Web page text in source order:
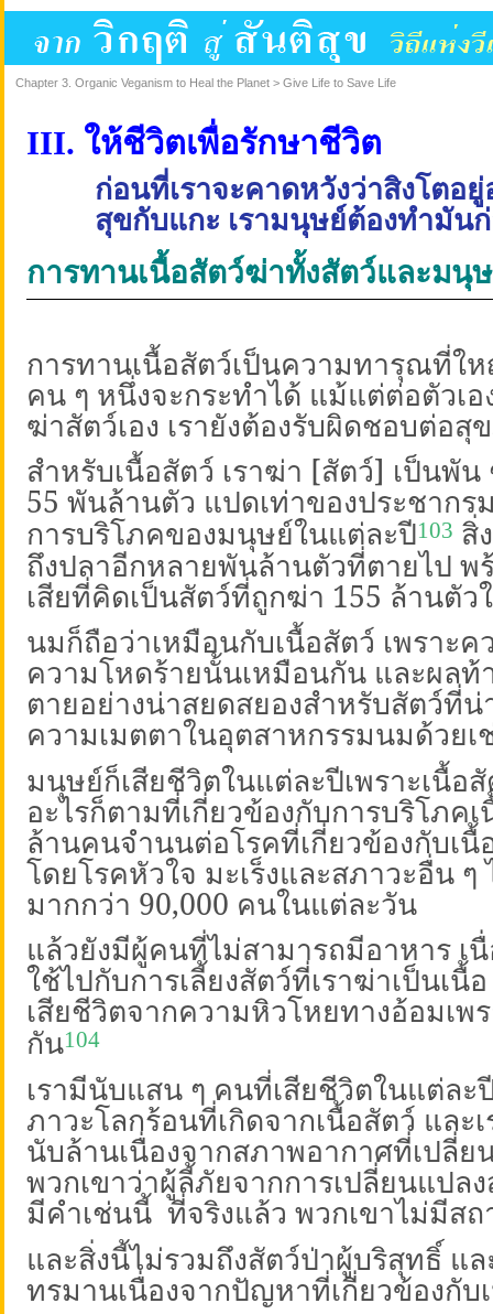
Chapter 3. Organic Veganism to Heal the Planet > Give Life to Save Life
III. ให้ชีวิตเพื่อรักษาชีวิต
ก่อนที่เราจะคาดหวังว่าสิงโตอยู่
สุขกับแกะ เรามนุษย์ต้องทำมัน
การทานเนื้อสัตว์ฆ่าทั้งสัตว์และมนุ
การทานเนื้อสัตว์เป็นความทารุณที่ใ
คน ๆ หนึ่งจะกระทำได้ แม้แต่ต่อตัวเอ
ฆ่าสัตว์เอง เรายังต้องรับผิดชอบต่อสุ
สำหรับเนื้อสัตว์ เราฆ่า [สัตว์] เป็นพัน
55 พันล้านตัว แปดเท่าของประชากร
การบริโภคของมนุษย์ในแต่ละปี103 สิ่
ถึงปลาอีกหลายพันล้านตัวที่ตายไป
เสียที่คิดเป็นสัตว์ที่ถูกฆ่า 155 ล้านตัว
นมก็ถือว่าเหมือนกับเนื้อสัตว์ เพราะ
ความโหดร้ายนั้นเหมือนกัน และผลท้
ตายอย่างน่าสยดสยองสำหรับสัตว์ที่น่
ความเมตตาในอุตสาหกรรมนมด้วย
มนุษย์ก็เสียชีวิตในแต่ละปีเพราะเนื้อ
อะไรก็ตามที่เกี่ยวข้องกับการบริโภค
ล้านคนจำนนต่อโรคที่เกี่ยวข้องกับเ
โดยโรคหัวใจ มะเร็งและสภาวะอื่น ๆ
มากกว่า 90,000 คนในแต่ละวัน
แล้วยังมีผู้คนที่ไม่สามารถมีอาหาร เ
ใช้ไปกับการเลี้ยงสัตว์ที่เราฆ่าเป็นเนื้
เสียชีวิตจากความหิวโหยทางอ้อมเพ
กัน104
เรามีนับแสน ๆ คนที่เสียชีวิตในแต่ละ
ภาวะโลกร้อนที่เกิดจากเนื้อสัตว์ และ
นับล้านเนื่องจากสภาพอากาศที่เปลี่ย
พวกเขาว่าผู้ลี้ภัยจากการเปลี่ยนแปล
มีคำเช่นนี้ ที่จริงแล้ว พวกเขาไม่มีสถ
และสิ่งนี้ไม่รวมถึงสัตว์ป่าผู้บริสุทธิ์ แ
ทรมานเนื่องจากปัญหาที่เกี่ยวข้องกับ